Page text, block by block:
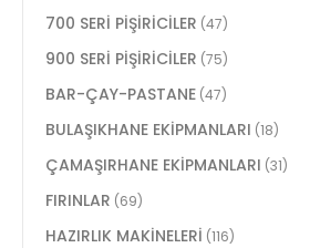
700 SERİ PİŞİRİCİLER (47)
900 SERİ PİŞİRİCİLER (75)
BAR-ÇAY-PASTANE (47)
BULAŞIKHANE EKİPMANLARI (18)
ÇAMAŞIRHANE EKİPMANLARI (31)
FIRINLAR (69)
HAZIRLIK MAKİNELERİ (116)